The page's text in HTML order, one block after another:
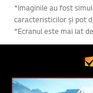
*Imaginile au fost
caracteristicilor și pot
*Ecranul este mai lat